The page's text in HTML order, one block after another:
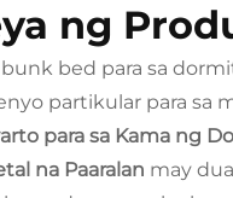
ng
bed para sa
partikular para sa
para sa Kama ng
na Paaralan may